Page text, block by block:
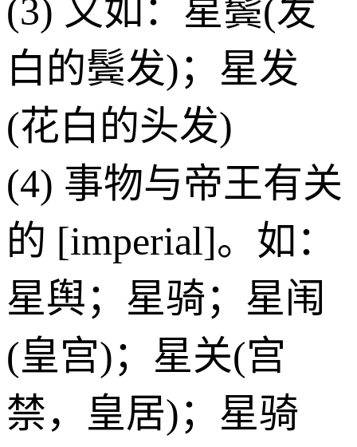
(3) 又如：星鬓(发
白的鬓发)；星发
(花白的头发)
(4) 事物与帝王有关
的 [imperial]。如：
星舆；星骑；星闱
(皇宫)；星关(宫
禁，皇居)；星骑